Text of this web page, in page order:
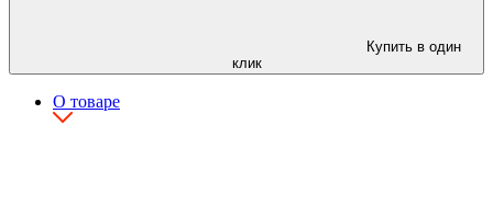
Купить в один
клик
О товаре